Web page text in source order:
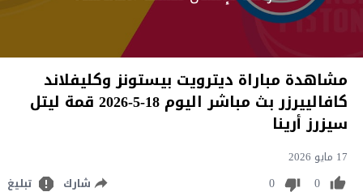
مشاهدة مباراة ديترويت بيستونز وكليفلاند
كافالييرزر بث مباشر اليوم 18-5-2026 قمة ليتل
سيزرز أرينا
17 مايو 2026
0
0 شارك تبليغ